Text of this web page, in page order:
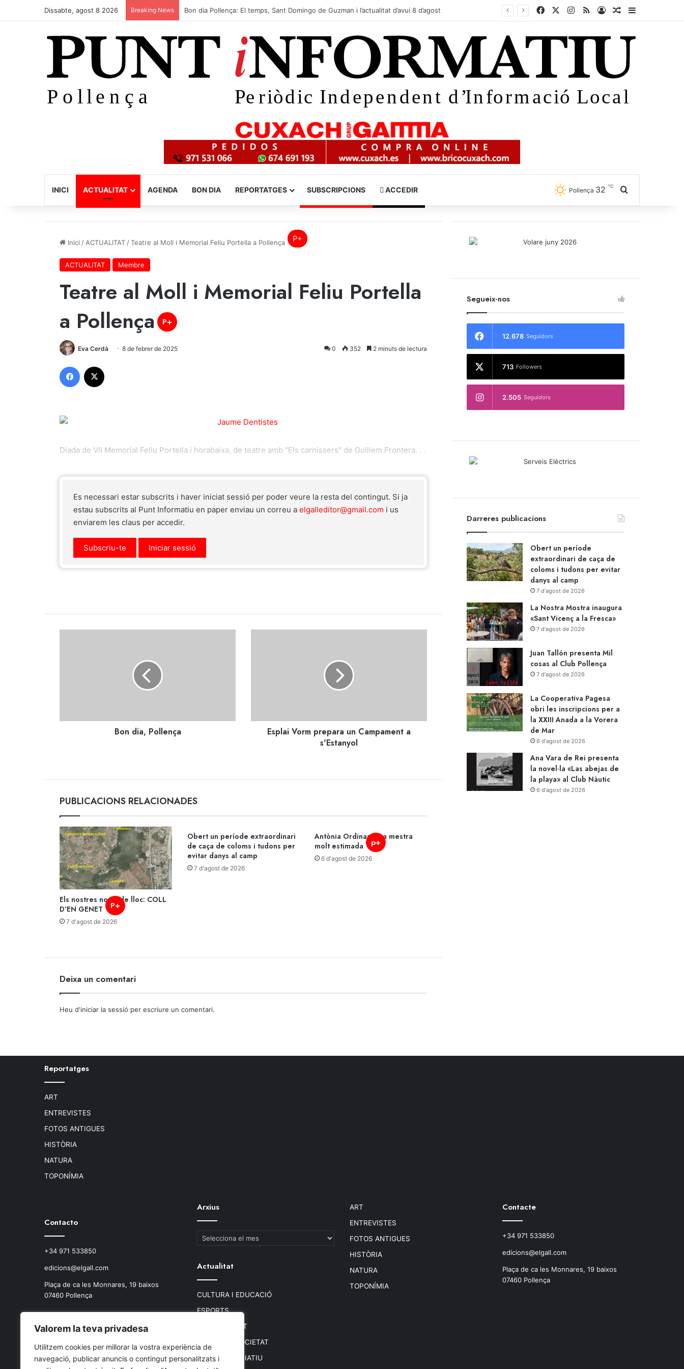
Valorem la teva privadesa
Utilitzem cookies per millorar la vostra experiència de
navegació, publicar anuncis o contingut personalitzats i
Dissabte, agost 8 2026 Breaking News Els nostres noms de lloc: COLL D’EN GENET P+ FacebookInstagram
RSSIniciar sessió
Article aleatori
Sidebar
INICI ACTUALITAT AGENDA BON DIA REPORTATGES SUBSCRIPCIONS ACCEDIR Pollença 32 ℃
Inici / ACTUALITAT /Teatre al Moll i Memorial Feliu Portella a Pollença P+
ACTUALITAT Membre
Teatre al Moll i Memorial Feliu Portella
a Pollença
P+
Eva Cerdà 8 de febrer de 2025 0 352 2 minuts de lectura
Facebook
Diada de VII Memorial Feliu Portella i horabaixa, de teatre amb "Els carnissers" de Guillem Frontera. . .
Es necessari estar subscrits i haver iniciat sessió per poder veure la resta del contingut. Si ja
estau subscrits al Punt Informatiu en paper enviau un correu a elgalleditor@gmail.com i us
enviarem les claus per accedir.
Subscriu-te Iniciar sessió
Bon dia, Pollença
Esplai Vorm prepara un Campament a
s'Estanyol
PUBLICACIONS RELACIONADES
Els nostres noms de lloc: COLL
D’EN GENET
P+
7 d'agost de 2026
Obert un període extraordinari
de caça de coloms i tudons per
evitar danys al camp
7 d'agost de 2026
Antònia Ordinas, una mestra
molt estimada
p+
6 d'agost de 2026
Deixa un comentari
Heu d'iniciar la sessió per escriure un comentari.
Segueix-nos
12.678 Seguidors
713 Followers
2.505 Seguidors
Darreres publicacions
Obert un període
extraordinari de caça de
coloms i tudons per evitar
danys al camp
7 d'agost de 2026
La Nostra Mostra inaugura
«Sant Vicenç a la Fresca»
7 d'agost de 2026
Juan Tallón presenta Mil
cosas al Club Pollença
7 d'agost de 2026
La Cooperativa Pagesa
obri les inscripcions per a
la XXIII Anada a la Vorera
de Mar
6 d'agost de 2026
Ana Vara de Rei presenta
la novel·la «Las abejas de
la playa» al Club Nàutic
6 d'agost de 2026
Reportatges
ART
ENTREVISTES
FOTOS ANTIGUES
HISTÒRIA
NATURA
TOPONÍMIA
Contacto
+34 971 533850
edicions@elgall.com
Plaça de ca les Monnares, 19 baixos
07460 Pollença
Arxius
Arxius
Actualitat
CULTURA I EDUCACIÓ
ESPORTS
MEDI AMBIENT
POLÍTICA I SOCIETAT
TEIXIT ASSOCIATIU
ART
ENTREVISTES
FOTOS ANTIGUES
HISTÒRIA
NATURA
TOPONÍMIA
Contacte
+34 971 533850
edicions@elgall.com
Plaça de ca les Monnares, 19 baixos
07460 Pollença